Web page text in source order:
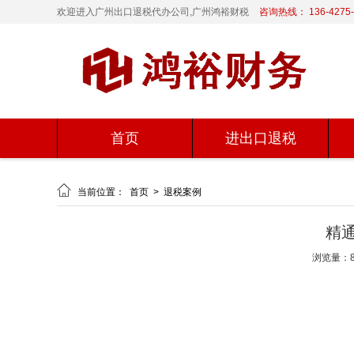
欢迎进入广州出口退税代办公司,广州鸿裕财税 咨询热线： 136-
首页 进出口退税
 当前位置： 首页 > 退税案例
精
浏览量：